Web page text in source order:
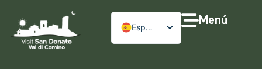
Español
Menú